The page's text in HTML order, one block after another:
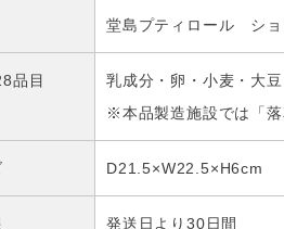
堂島プティロール ショ
品目
乳成分・卵・小麦・大豆
※本品製造施設では「
D21.5×W22.5×H6cm
発送日より30日間